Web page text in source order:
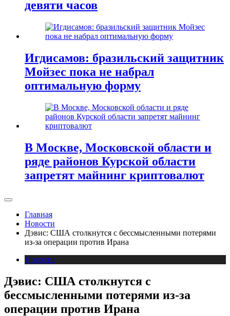
девяти часов
Игдисамов: бразильский защитник
Мойзес пока не набрал
оптимальную форму
В Москве, Московской области и
ряде районов Курской области
запретят майнинг криптовалют
Главная
Новости
Дэвис: США столкнутся с бессмысленными потерями
из-за операции против Ирана
Новости
Дэвис: США столкнутся с
бессмысленными потерями из-за
операции против Ирана